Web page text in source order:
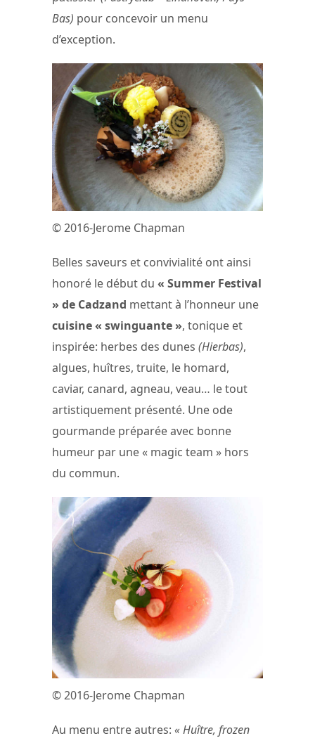
Bas) pour concevoir un menu
d’exception.
© 2016-Jerome Chapman
Belles saveurs et convivialité ont ainsi
honoré le début du « Summer Festival
» de Cadzand mettant à l’honneur une
cuisine « swinguante », tonique et
inspirée: herbes des dunes (Hierbas),
algues, huîtres, truite, le homard,
caviar, canard, agneau, veau… le tout
artistiquement présenté. Une ode
gourmande préparée avec bonne
humeur par une « magic team » hors
du commun.
© 2016-Jerome Chapman
Au menu entre autres: « Huître, frozen